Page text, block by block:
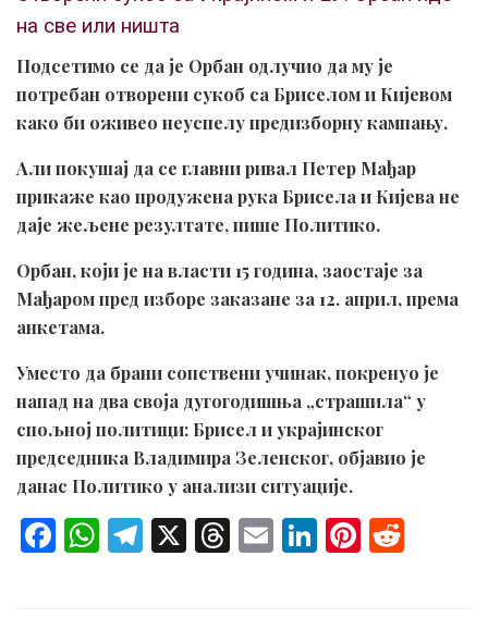
на све или ништа
Подсетимо се да је Орбан одлучио да му је
потребан отворени сукоб са Бриселом и Кијевом
како би оживео неуспелу предизборну кампању.
Али покушај да се главни ривал Петер Мађар
прикаже као продужена рука Брисела и Кијева не
даје жељене резултате, пише Политико.
Орбан, који је на власти 15 година, заостаје за
Мађаром пред изборе заказане за 12. април, према
анкетама.
Уместо да брани сопствени учинак, покренуо је
напад на два своја дугогодишња „страшила“ у
спољној политици: Брисел и украјинског
председника Владимира Зеленског, објавио је
данас Политико у анализи ситуације.
F
W T
X
T
E
Li
Pi